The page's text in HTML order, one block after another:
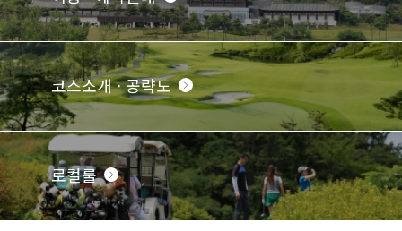
코스소개 · 공략도
로컬룰